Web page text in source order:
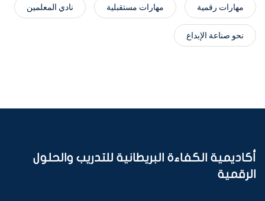
مهارات رقمية مهارات مستقبلية نادي المعلمين
نحو صناعة الإبداع
أكاديمية الكفاءة البريطانية للتدريب والحلول
الرقمية